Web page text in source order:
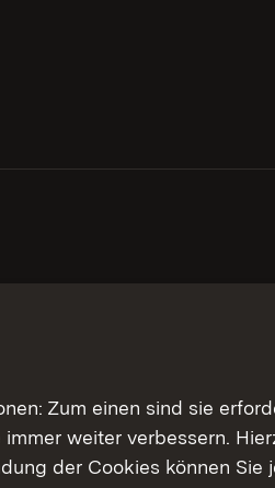
Zum einen sind sie
weiter verbessern.
der Cookies können